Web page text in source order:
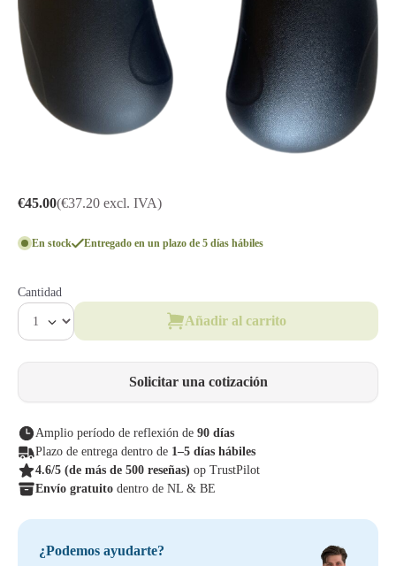
€45.00(€37.20 excl. IVA)
En stock Entregado en un plazo de 5 días hábiles
Cantidad
Añadir al carrito
Solicitar una cotización
Amplio período de reflexión de 90 días
Plazo de entrega dentro de 1–5 días hábiles
4.6/5 (de más de 500 reseñas) op TrustPilot
Envío gratuito dentro de NL & BE
¿Podemos ayudarte?